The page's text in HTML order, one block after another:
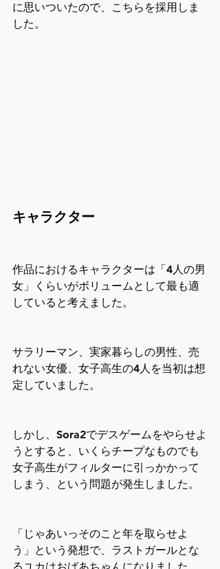
に思いついたので、こちらを採用しま
した。
キャラクター
作品におけるキャラクターは「4人の男
女」くらいがボリュームとして最も適
していると考えました。
サラリーマン、実家暮らしの男性、売
れない女優、女子高生の4人を当初は想
定していました。
しかし、Sora2でデスゲームをやらせよ
うとすると、いくらチープなものでも
女子高生がフィルターに引っかかって
しまう、という問題が発生しました。
「じゃあいっそのこと年を取らせよ
う」という発想で、ラストガールとな